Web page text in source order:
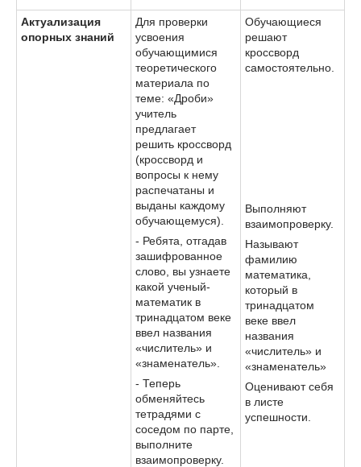
Актуализация
опорных знаний
Для проверки
усвоения
обучающимися
теоретического
материала по
теме: «Дроби»
учитель
предлагает
решить кроссворд
(кроссворд и
вопросы к нему
распечатаны и
выданы каждому
обучающемуся).
- Ребята, отгадав
зашифрованное
слово, вы узнаете
какой ученый-
математик в
тринадцатом веке
ввел названия
«числитель» и
«знаменатель».
- Теперь
обменяйтесь
тетрадями с
соседом по парте,
выполните
взаимопроверку.
Обучающиеся
решают
кроссворд
самостоятельно.
Выполняют
взаимопроверку.
Называют
фамилию
математика,
который в
тринадцатом
веке ввел
названия
«числитель» и
«знаменатель»
Оценивают себя
в листе
успешности.